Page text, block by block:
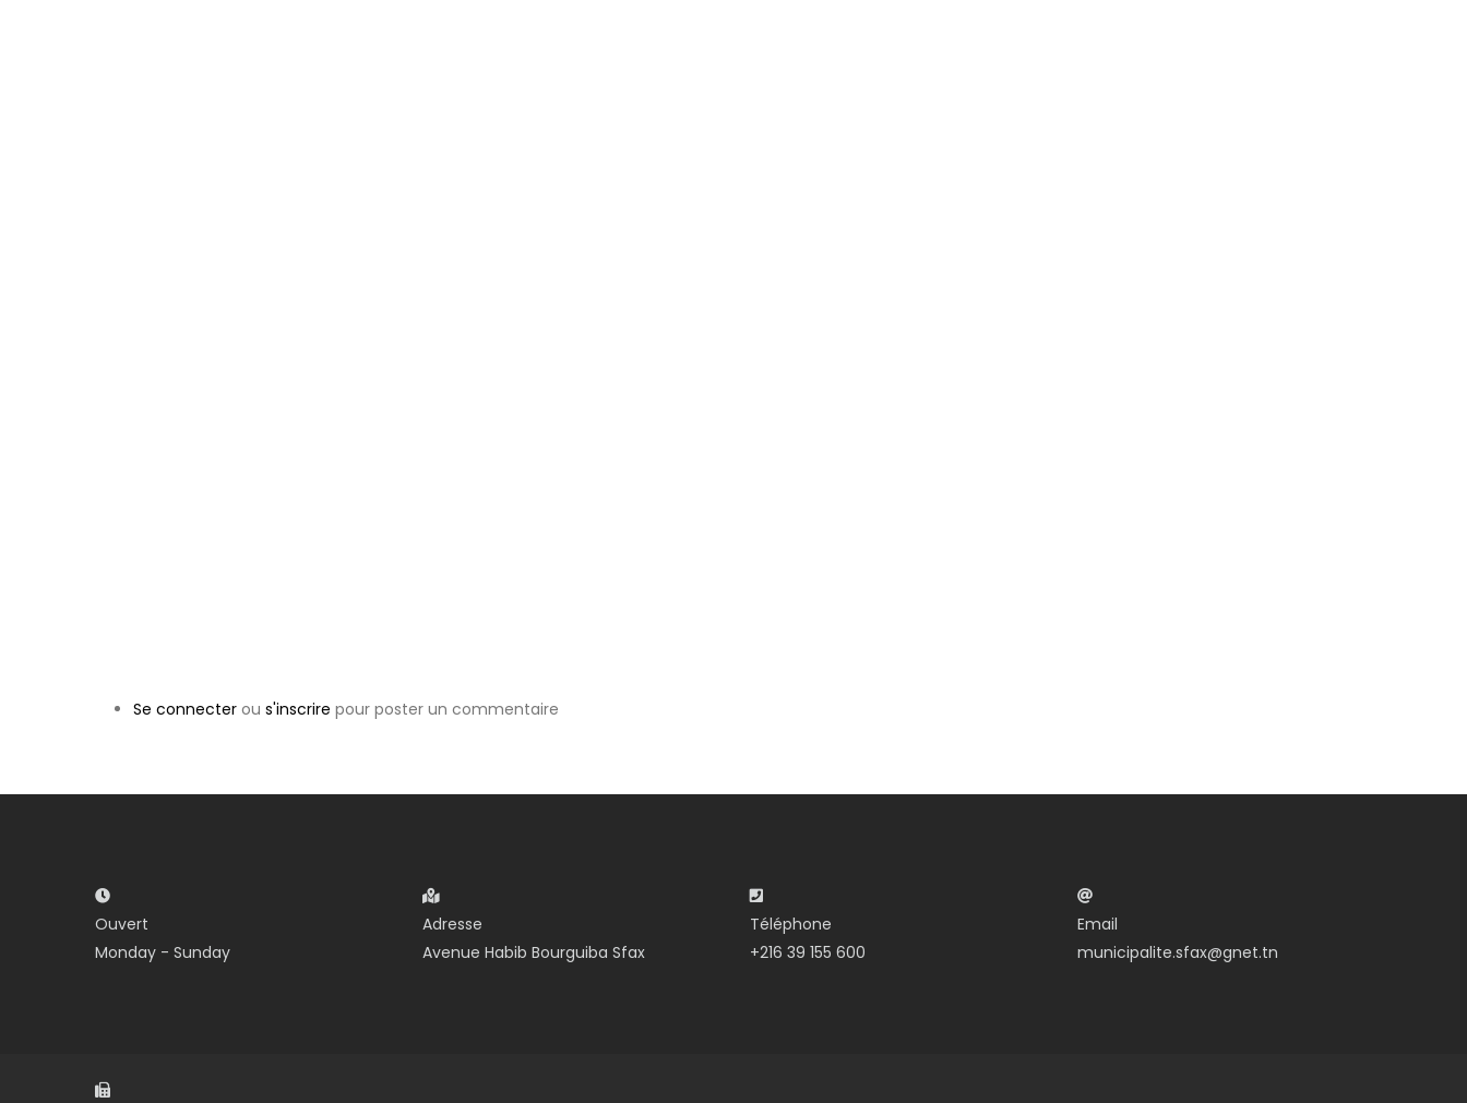
Se connecter ou s'inscrire pour poster un commentaire
Ouvert
Monday - Sunday
Adresse
Avenue Habib Bourguiba Sfax
Téléphone
+216 39 155 600
Email
municipalite.sfax@gnet.tn